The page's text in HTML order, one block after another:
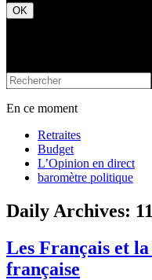
En ce moment
Retraites
Budget
L’Opinion en direct
baromètre politique
Daily Archives:
Les Français et
française